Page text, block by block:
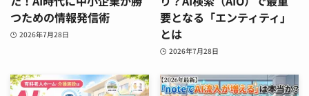
つための情報発信術
2026年7月28日
要となる「エンティティ」
とは
2026年7月28日